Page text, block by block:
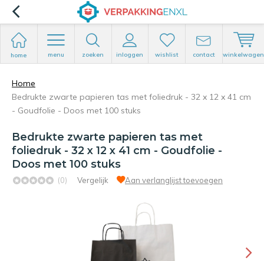
home menu zoeken inloggen wishlist contact winkelwagen
Home
Bedrukte zwarte papieren tas met foliedruk - 32 x 12 x 41 cm
- Goudfolie - Doos met 100 stuks
Bedrukte zwarte papieren tas met
foliedruk - 32 x 12 x 41 cm - Goudfolie -
Doos met 100 stuks
(0) Vergelijk Aan verlanglijst toevoegen